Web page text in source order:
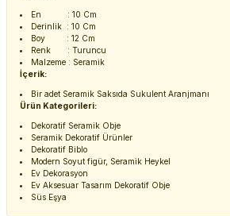
En : 10 Cm
Derinlik : 10 Cm
Boy : 12 Cm
Renk : Turuncu
Malzeme : Seramik
İçerik:
Bir adet Seramik Saksıda Sukulent Aranjmanı
Ürün Kategorileri:
Dekoratif Seramik Obje
Seramik Dekoratif Ürünler
Dekoratif Biblo
Modern Soyut figür, Seramik Heykel
Ev Dekorasyon
Ev Aksesuar Tasarım Dekoratif Obje
Süs Eşya